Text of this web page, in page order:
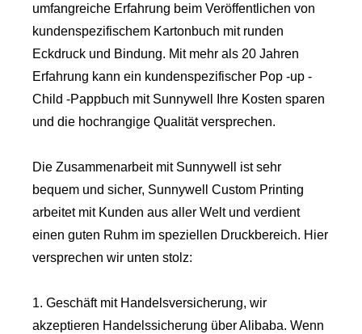
umfangreiche Erfahrung beim Veröffentlichen von
kundenspezifischem Kartonbuch mit runden
Eckdruck und Bindung. Mit mehr als 20 Jahren
Erfahrung kann ein kundenspezifischer Pop -up -
Child -Pappbuch mit Sunnywell Ihre Kosten sparen
und die hochrangige Qualität versprechen.
Die Zusammenarbeit mit Sunnywell ist sehr
bequem und sicher, Sunnywell Custom Printing
arbeitet mit Kunden aus aller Welt und verdient
einen guten Ruhm im speziellen Druckbereich. Hier
versprechen wir unten stolz:
1. Geschäft mit Handelsversicherung, wir
akzeptieren Handelssicherung über Alibaba. Wenn